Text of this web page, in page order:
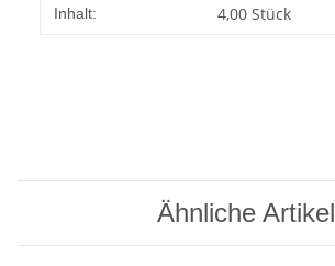
Produkteigenschaft
Wert
Inhalt: 4,00 Stück
Ähnliche Artikel